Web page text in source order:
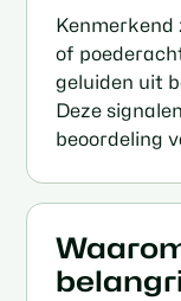
Kenmerkend
of
geluiden uit
Deze
beoordeling